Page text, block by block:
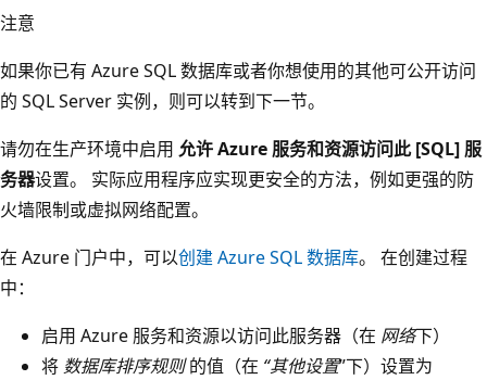
注意
如果你已有 Azure SQL 数据库或者你想使用的其他可公开访问
的 SQL Server 实例，则可以转到下一节。
请勿在生产环境中启用 允许 Azure 服务和资源访问此 [SQL] 服
务器设置。 实际应用程序应实现更安全的方法，例如更强的防
火墙限制或虚拟网络配置。
在 Azure 门户中，可以创建 Azure SQL 数据库。 在创建过程
中：
启用 Azure 服务和资源以访问此服务器（在 网络下）
将 数据库排序规则的值（在 “其他设置”下）设置为